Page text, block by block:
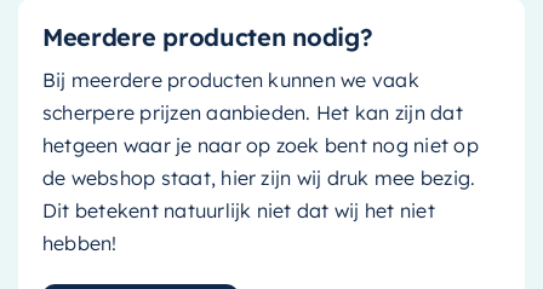
Meerdere producten nodig?
Bij meerdere producten kunnen we vaak
scherpere prijzen aanbieden. Het kan zijn dat
hetgeen waar je naar op zoek bent nog niet op
de webshop staat, hier zijn wij druk mee bezig.
Dit betekent natuurlijk niet dat wij het niet
hebben!